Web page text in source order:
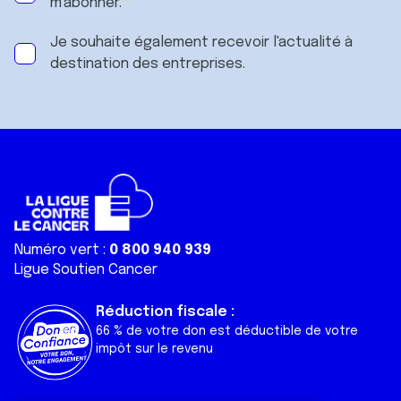
m'abonner.
Je souhaite également recevoir l'actualité à
destination des entreprises.
Numéro vert : 0 800 940 939
Ligue Soutien Cancer
Réduction fiscale :
66 % de votre don est déductible de votre
impôt sur le revenu